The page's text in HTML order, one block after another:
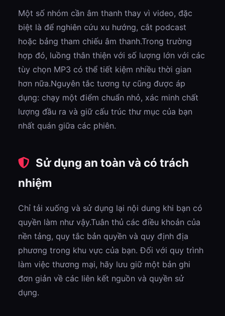
Một số nhóm cần âm thanh thay vì video, đặc
biệt là để nghiên cứu xu hướng, cắt podcast
hoặc bảng tham chiếu âm thanh.Trong trường
hợp đó, luồng thân thiện với số lượng lớn với các
tùy chọn MP3 có thể tiết kiệm nhiều thời gian
hơn nữa.Nguyên tắc tương tự cũng được áp
dụng: chạy một điểm chuẩn nhỏ, xác minh chất
lượng đầu ra và giữ cấu trúc thư mục của bạn
nhất quán giữa các phiên.
Sử dụng an toàn và có trách
nhiệm
Chỉ tải xuống và sử dụng lại nội dung khi bạn có
quyền làm như vậy.Tuân thủ các điều khoản của
nền tảng, quy tắc bản quyền và quy định địa
phương trong khu vực của bạn. Đối với quy trình
làm việc thương mại, hãy lưu giữ một bản ghi
đơn giản về các liên kết nguồn và quyền sử
dụng.